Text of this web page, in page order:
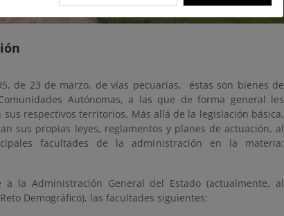
de 23 de marzo, de vías pecuarias, éstas son bienes de
Autónomas, a las que de forma general les
respectivos territorios. Más allá de la legislación básica,
sus propias leyes, reglamentos y planes de actuación, al
facultades de la administración en la materia:
la Administración General del Estado (actualmente, al
Demográfico), las facultades siguientes: